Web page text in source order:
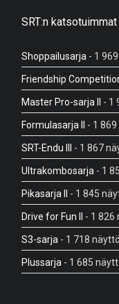
SRT:n
Shoppailusarja - 1
Friendship
Master Pro-sarja II - 1
Formulasarja II - 1
SRT-Endu III - 1 867
Ultrakombosarja - 1
Pikasarja II - 1 845
Drive for Fun II - 1 826
S3-sarja - 1 718
Plussarja - 1 685